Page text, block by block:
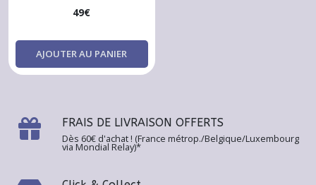
49€
AJOUTER AU PANIER
FRAIS DE LIVRAISON OFFERTS
Dès 60€ d'achat ! (France métrop./Belgique/Luxembourg
via Mondial Relay)*
Cuir
(1)
inoxydable
Broches